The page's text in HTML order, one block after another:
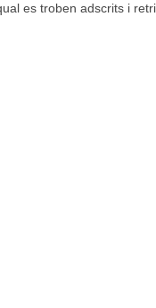
es troben adscrits i